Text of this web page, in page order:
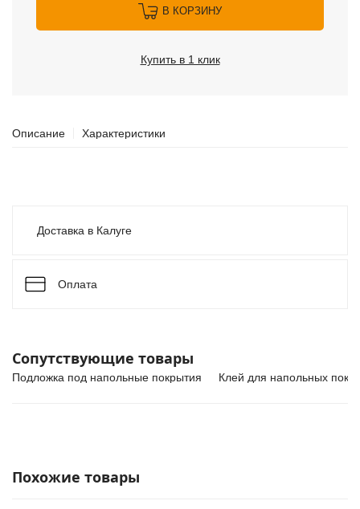
В КОРЗИНУ
Купить в 1 клик
Описание Характеристики
Доставка в Калуге
Оплата
Сопутствующие товары
Подложка под напольные покрытия Клей для напольных
Похожие товары